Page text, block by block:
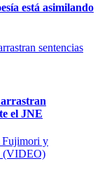
está asimilando
el JNE